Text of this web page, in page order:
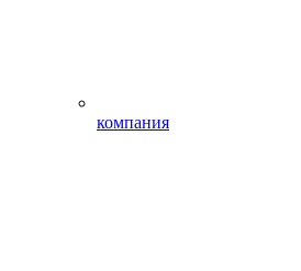
компания